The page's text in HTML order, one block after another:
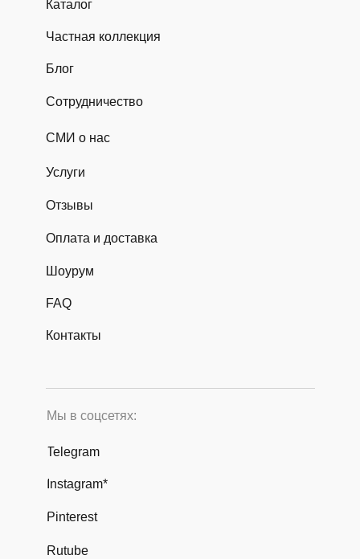
Мы в соцсетях:
Каталог
Блог
Частная коллекция
Сотрудничество
Instagram*
Telegram
Услуги
Отзывы
Оплата и доставка
СМИ о нас
Шоурум
FAQ
Контакты
Pinterest
Rutube